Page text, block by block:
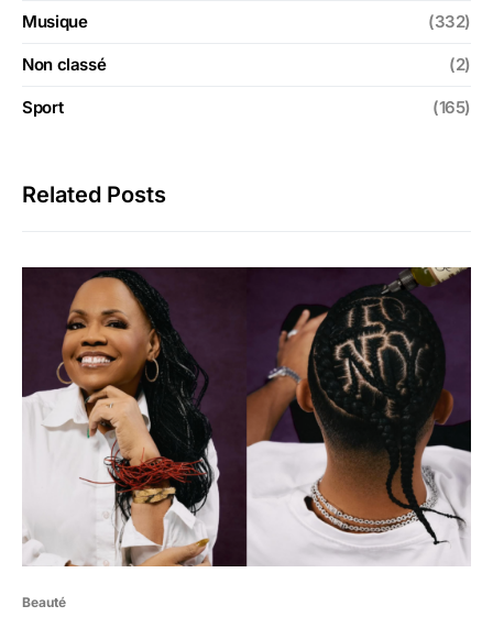
Musique (332)
Non classé (2)
Sport (165)
Related Posts
Beauté